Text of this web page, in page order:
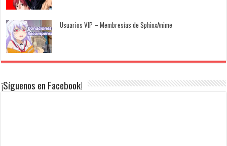
Usuarios VIP – Membresías de SphinxAnime
¡Síguenos en Facebook!